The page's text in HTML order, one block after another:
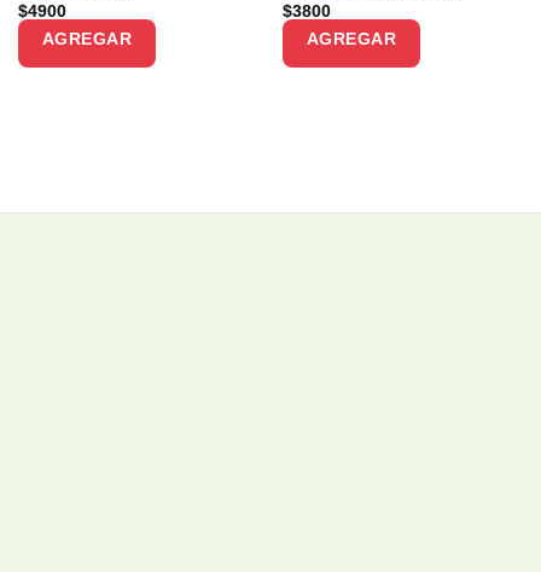
$4900
AGREGAR
$3800
AGREGAR